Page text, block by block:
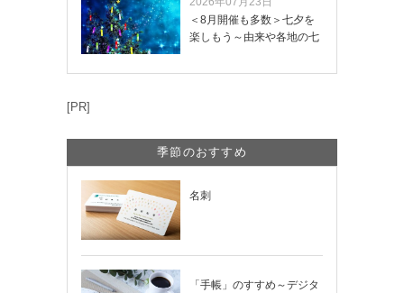
＜8月開催も多数＞七夕を
楽しもう～由来や各地の七
[PR]
季節のおすすめ
名刺
「手帳」のすすめ～デジタ